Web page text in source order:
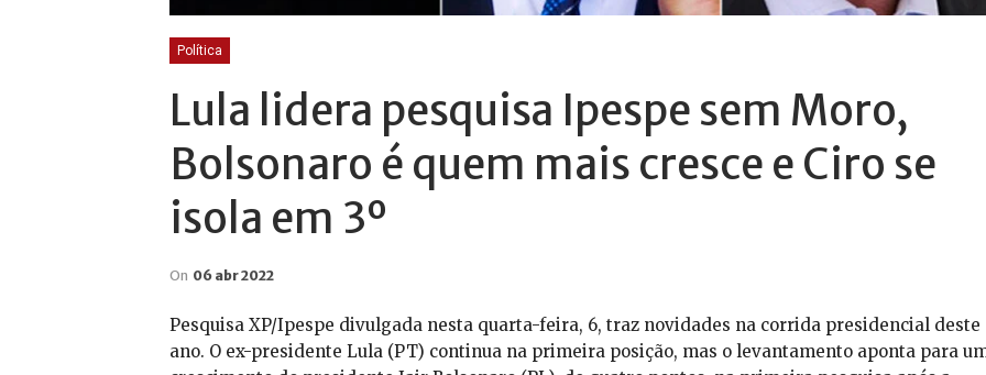
Política
Lula lidera pesquisa Ipespe sem Moro,
Bolsonaro é quem mais cresce e Ciro se
isola em 3º
On 06 abr 2022
Pesquisa XP/Ipespe divulgada nesta quarta-feira, 6, traz novidades na corrida presidencial deste
ano. O ex-presidente Lula (PT) continua na primeira posição, mas o levantamento aponta para